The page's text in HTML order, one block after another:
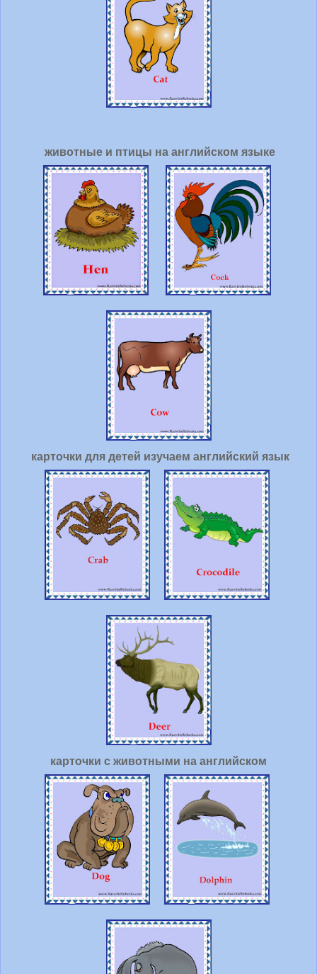
животные и птицы на английском языке
карточки для детей изучаем английский язык
карточки с животными на английском